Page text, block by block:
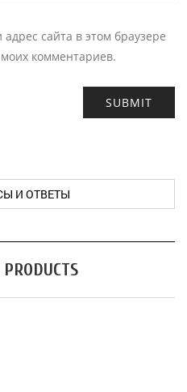
сайта в этом браузере
комментариев.
И ОТВЕТЫ